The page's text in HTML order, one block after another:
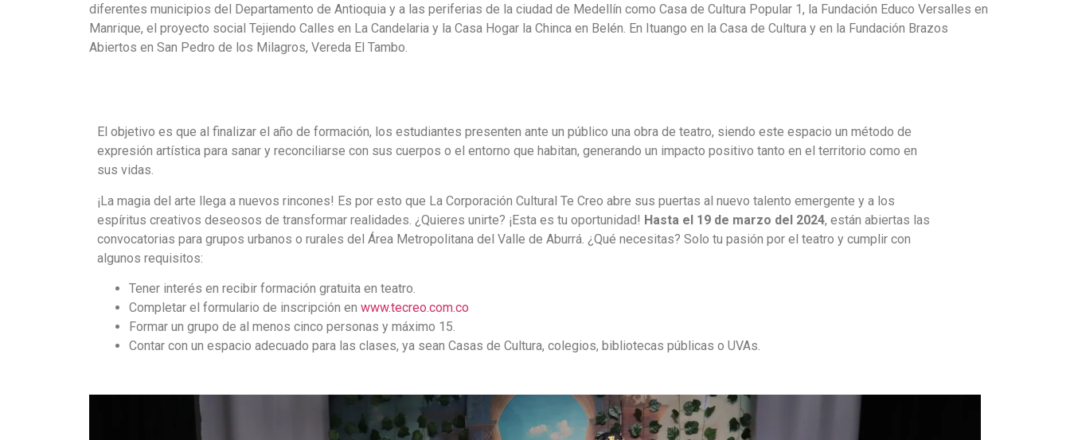
diferentes municipios del Departamento de Antioquia y a las periferias de la ciudad de Medellín como Casa de Cultura Popular 1, la Fundación Educo Versalles en
Manrique, el proyecto social Tejiendo Calles en La Candelaria y la Casa Hogar la Chinca en Belén. En Ituango en la Casa de Cultura y en la Fundación Brazos
Abiertos en San Pedro de los Milagros, Vereda El Tambo.
El objetivo es que al finalizar el año de formación, los estudiantes presenten ante un público una obra de teatro, siendo este espacio un método de
expresión artística para sanar y reconciliarse con sus cuerpos o el entorno que habitan, generando un impacto positivo tanto en el territorio como en
sus vidas.
¡La magia del arte llega a nuevos rincones! Es por esto que La Corporación Cultural Te Creo abre sus puertas al nuevo talento emergente y a los
espíritus creativos deseosos de transformar realidades. ¿Quieres unirte? ¡Esta es tu oportunidad! Hasta el 19 de marzo del 2024, están abiertas las
convocatorias para grupos urbanos o rurales del Área Metropolitana del Valle de Aburrá. ¿Qué necesitas? Solo tu pasión por el teatro y cumplir con
algunos requisitos:
Tener interés en recibir formación gratuita en teatro.
Completar el formulario de inscripción en www.tecreo.com.co
Formar un grupo de al menos cinco personas y máximo 15.
Contar con un espacio adecuado para las clases, ya sean Casas de Cultura, colegios, bibliotecas públicas o UVAs.